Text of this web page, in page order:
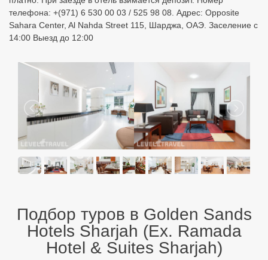
телефона: +(971) 6 530 00 03 / 525 98 08. Адрес: Opposite
Sahara Center, Al Nahda Street 115, Шарджа, ОАЭ. Заселение с
14:00 Выезд до 12:00
Подбор туров в Golden Sands
Hotels Sharjah (Ex. Ramada
Hotel & Suites Sharjah)